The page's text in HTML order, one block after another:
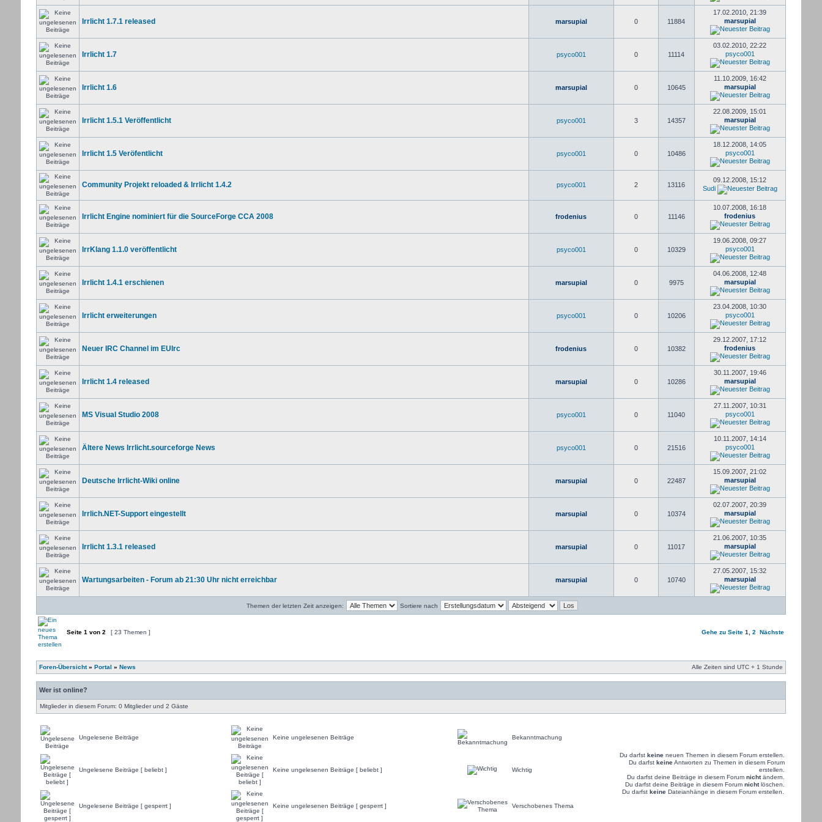
Irrlicht 1.7.1 released marsupial 0 11884
17.02.2010, 21:39
marsupial
Irrlicht 1.7 psyco001 0 11114
03.02.2010, 22:22
psyco001
Irrlicht 1.6 marsupial 0 10645
11.10.2009, 16:42
marsupial
Irrlicht 1.5.1 Veröffentlicht psyco001 3 14357
22.08.2009, 15:01
marsupial
Irrlicht 1.5 Veröfentlicht psyco001 0 10486
18.12.2008, 14:05
psyco001
Community Projekt reloaded & Irrlicht 1.4.2 psyco001 2 13116
09.12.2008, 15:12
Sudi
Irrlicht Engine nominiert für die SourceForge CCA 2008 frodenius 0 11146
10.07.2008, 16:18
frodenius
IrrKlang 1.1.0 veröffentlicht psyco001 0 10329
19.06.2008, 09:27
psyco001
Irrlicht 1.4.1 erschienen marsupial 0 9975
04.06.2008, 12:48
marsupial
Irrlicht erweiterungen psyco001 0 10206
23.04.2008, 10:30
psyco001
Neuer IRC Channel im EUIrc frodenius 0 10382
29.12.2007, 17:12
frodenius
Irrlicht 1.4 released marsupial 0 10286
30.11.2007, 19:46
marsupial
MS Visual Studio 2008 psyco001 0 11040
27.11.2007, 10:31
psyco001
Ältere News Irrlicht.sourceforge News psyco001 0 21516
10.11.2007, 14:14
psyco001
Deutsche Irrlicht-Wiki online marsupial 0 22487
15.09.2007, 21:02
marsupial
Irrlich.NET-Support eingestellt marsupial 0 10374
02.07.2007, 20:39
marsupial
Irrlicht 1.3.1 released marsupial 0 11017
21.06.2007, 10:35
marsupial
Wartungsarbeiten - Forum ab 21:30 Uhr nicht erreichbar marsupial 0 10740
27.05.2007, 15:32
marsupial
Themen der letzten Zeit anzeigen: Sortiere nach
Seite 1 von 2 [ 23 Themen ] Gehe zu Seite 1 2 Nächste
Foren-Übersicht» Portal » News Alle Zeiten sind UTC + 1 Stunde
Wer ist online?
Mitglieder in diesem Forum: 0 Mitglieder und 2 Gäste
Ungelesene Beiträge Keine ungelesenen Beiträge Bekanntmachung
Ungelesene Beiträge [ beliebt ] Keine ungelesenen Beiträge [ beliebt ] Wichtig
Ungelesene Beiträge [ gesperrt ] Keine ungelesenen Beiträge [ gesperrt ] Verschobenes Thema
Du darfst keineneuen Themen in diesem Forum erstellen.
Du darfst keineAntworten zu Themen in diesem Forum
erstellen.
Du darfst deine Beiträge in diesem Forum nichtändern.
Du darfst deine Beiträge in diesem Forum nichtlöschen.
Du darfst keineDateianhänge in diesem Forum erstellen.